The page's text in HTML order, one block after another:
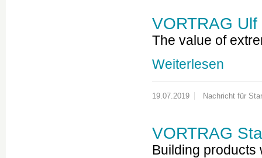
VORTRAG
The value of
Weiterlesen
19.07.2019 Nachricht für
VORTRAG
Building products